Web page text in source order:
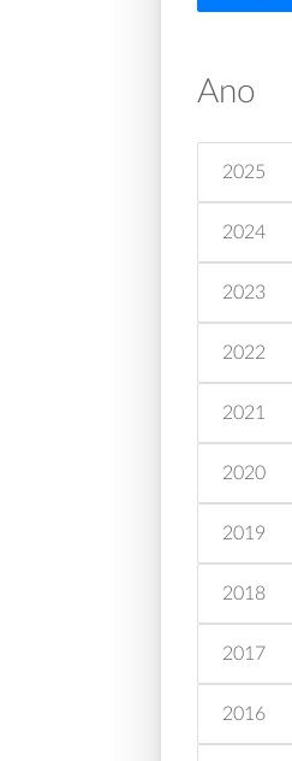
Ano
2025
2024
2023
2022
2021
2020
2019
2018
2017
2016